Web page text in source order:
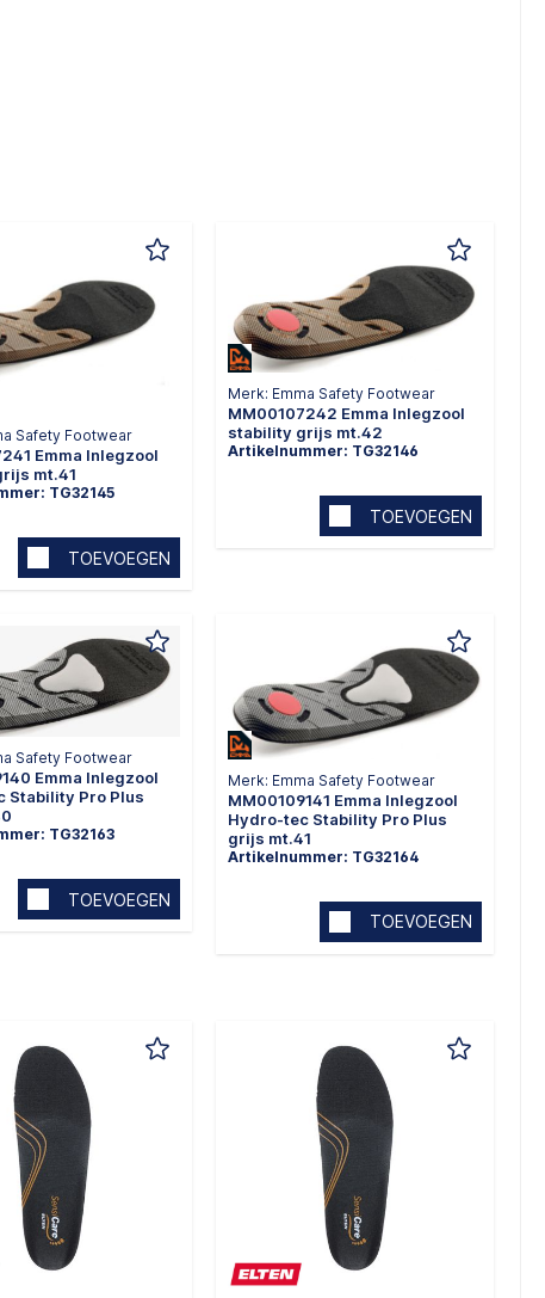
Safety Footwear
Emma Inlegzool
mt.41
TG32145
TOEVOEGEN
Merk: Emma Safety Footwear
MM00107242 Emma Inlegzool
stability grijs mt.42
Artikelnummer: TG32146
TOEVOEGEN
Safety Footwear
Emma Inlegzool
Stability Pro Plus
TG32163
TOEVOEGEN
Merk: Emma Safety Footwear
MM00109141 Emma Inlegzool
Hydro-tec Stability Pro Plus
grijs mt.41
Artikelnummer: TG32164
TOEVOEGEN